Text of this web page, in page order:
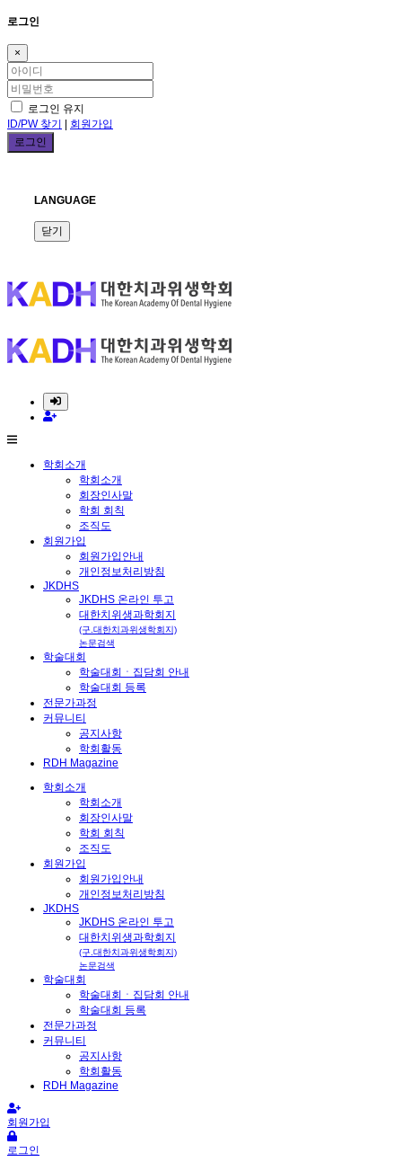
로그인
×
로그인 유지
ID/PW 찾기
회원가입
LANGUAGE
닫기
학회소개
학회소개
회장인사말
학회 회칙
조직도
회원가입
회원가입안내
개인정보처리방침
JKDHS
JKDHS 온라인 투고
대한치위생과학회지
(구.대한치과위생학회지)
논문검색
학술대회
학술대회ㆍ집담회 안내
학술대회 등록
전문가과정
커뮤니티
공지사항
학회활동
RDH Magazine
학회소개
학회소개
회장인사말
학회 회칙
조직도
회원가입
회원가입안내
개인정보처리방침
JKDHS
JKDHS 온라인 투고
대한치위생과학회지
(구.대한치과위생학회지)
논문검색
학술대회
학술대회ㆍ집담회 안내
학술대회 등록
전문가과정
커뮤니티
공지사항
학회활동
RDH Magazine
회원가입
로그인